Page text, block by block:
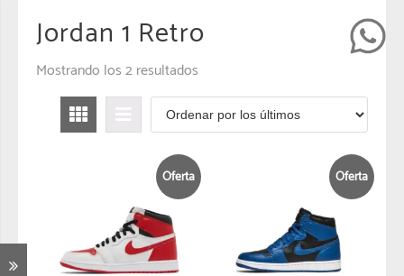
Jordan 1 Retro
Mostrando los 2 resultados
Oferta Oferta